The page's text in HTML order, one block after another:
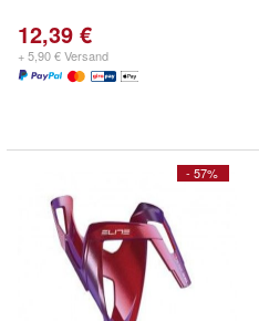
12,39 €
+ 5,90 € Versand
- 57%